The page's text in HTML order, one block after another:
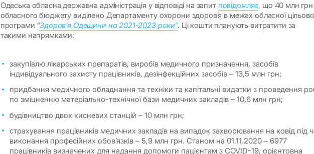
Одеська обласна державна адміністрація у відповіді на запит повідомляє, що 40 млн грн
обласного бюджету виділено Департаменту охорони здоров’я в межах обласної
програми “Здоров’я Одещини на 2021-2023 роки”. Ці кошти планують витратити за
такими напрямками:
закупівлю лікарських препаратів, виробів медичного призначення, засобів
індивідуального захисту працівників, дезінфекційних засобів – 13,5 млн грн;
придбання медичного обладнання та техніки та капітальні видатки з проведення
по зміцненню матеріально-технічної бази медичних закладів – 10,6 млн грн;
будівництво двох кисневих станцій – 10 млн грн;
страхування працівників медичних закладів на випадок захворювання на ковід під
виконання професійних обов’язків – 5,9 млн грн. Станом на 01.11.2020 – 6977
працівників визначених для надання допомоги пацієнтам з COVID-19, орієнтовна